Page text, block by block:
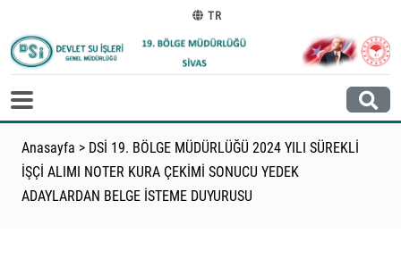
TR
Anasayfa > DSİ 19. BÖLGE MÜDÜRLÜĞÜ 2024 YILI SÜREKLİ
İŞÇİ ALIMI NOTER KURA ÇEKİMİ SONUCU YEDEK
ADAYLARDAN BELGE İSTEME DUYURUSU